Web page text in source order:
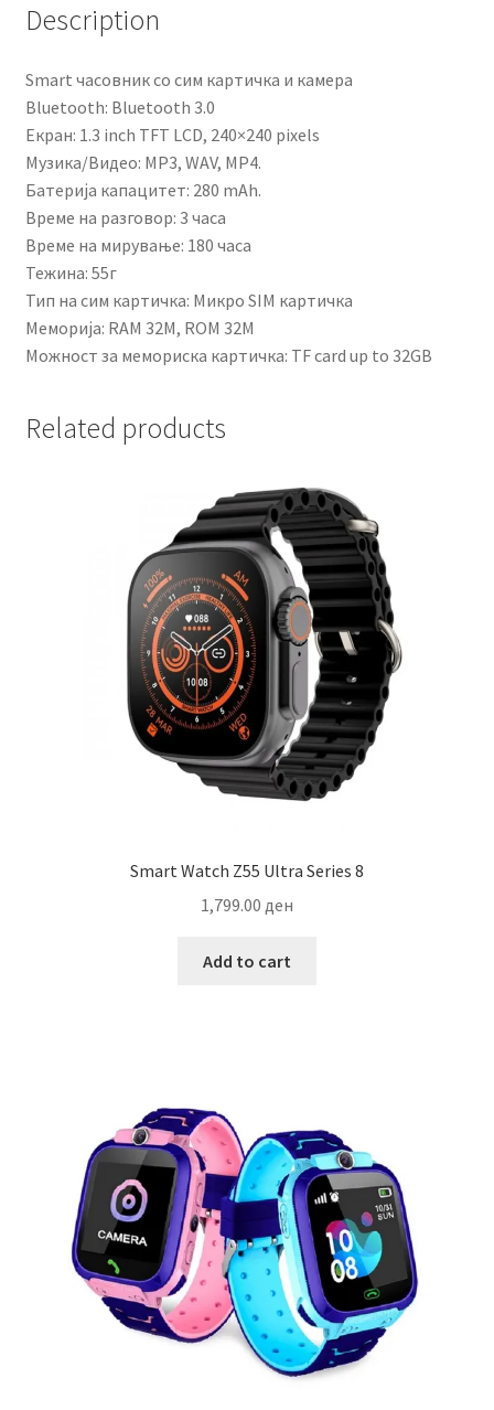
Description
Smart часовник со сим картичка и камера
Bluetooth: Bluetooth 3.0
Екран: 1.3 inch TFT LCD, 240×240 pixels
Музика/Видео: MP3, WAV, MP4.
Батерија капацитет: 280 mAh.
Време на разговор: 3 часа
Време на мирување: 180 часа
Тежина: 55г
Тип на сим картичка: Микро SIM картичка
Меморија: RAM 32M, ROM 32M
Можност за мемориска картичка: TF card up to 32GB
Related products
Smart Watch Z55 Ultra Series 8
1,799.00 ден
Add to cart